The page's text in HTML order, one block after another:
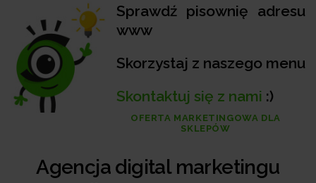
Sprawdź pisownię adresu
www
Skorzystaj z naszego menu
Skontaktuj się z nami :)
OFERTA MARKETINGOWA DLA
SKLEPÓW
Agencja digital marketingu